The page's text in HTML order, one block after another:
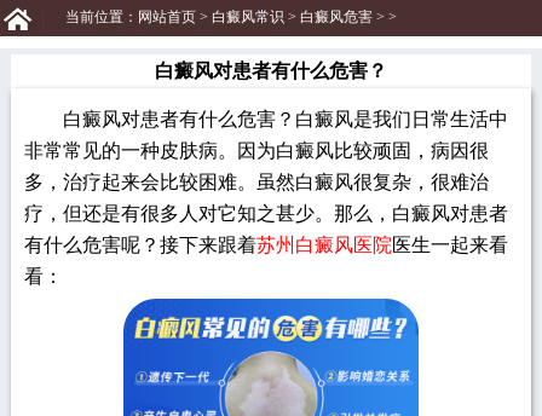
当前位置： 网站首页> 白癜风常识 > 白癜风危害> >
白癜风对患者有什么危害？
白癜风对患者有什么危害？白癜风是我们日常生活中
非常常见的一种皮肤病。因为白癜风比较顽固，病因很
多，治疗起来会比较困难。虽然白癜风很复杂，很难治
疗，但还是有很多人对它知之甚少。那么，白癜风对患者
有什么危害呢？接下来跟着苏州白癜风医院医生一起来看
看：